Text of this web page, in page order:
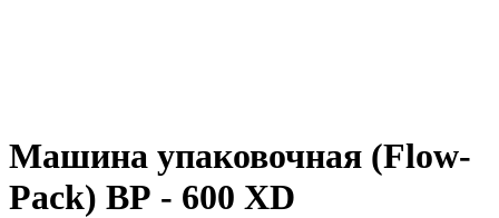
Машина упаковочная (Flow-
Pack) ВР - 600 XD